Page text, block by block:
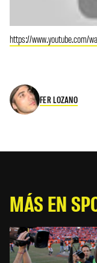
https://www.youtube.com/
FER LOZANO
MÁS EN